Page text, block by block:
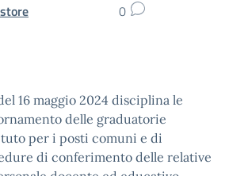
0
16 maggio 2024 disciplina le
delle graduatorie
per i posti comuni e di
di conferimento delle relative